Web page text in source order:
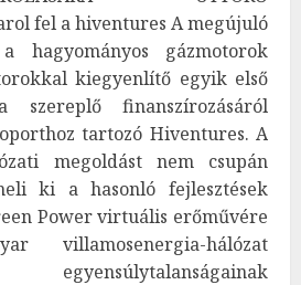
fel a hiventures A megújuló
hagyományos gázmotorok
kiegyenlítő egyik első
szereplő finanszírozásáról
tartozó Hiventures. A
megoldást nem csupán
ki a hasonló fejlesztések
Power virtuális erőművére
villamosenergia-hálózat